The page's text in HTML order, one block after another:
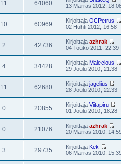
11 64060
13 Marras 2012,
10 60969 Kirjoittaja OCPetrus
02 Huhti 2012, 16:58
2 42736 Kirjoittaja azhrak
04 Touko 2011, 22:39
4 34428 Kirjoittaja Malecious
29 Joulu 2010, 21:38
11 62680 Kirjoittaja jagelius
28 Joulu 2010, 22:33
0 20855 Kirjoittaja Viitapiru
01 Joulu 2010, 18:28
0 21076 Kirjoittaja azhrak
20 Marras 2010,
3 29735 Kirjoittaja Kek
06 Marras 2010,